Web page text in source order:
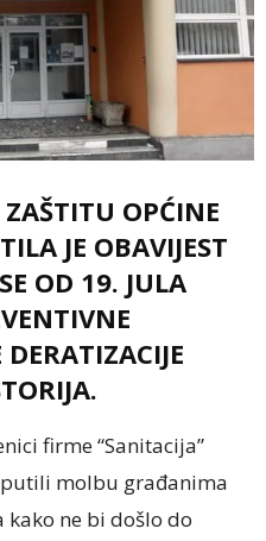
OPĆINE
JE OBAVIJEST
OD 19. JULA
firme “Sanitacija”
molbu građanima
ne bi došlo do